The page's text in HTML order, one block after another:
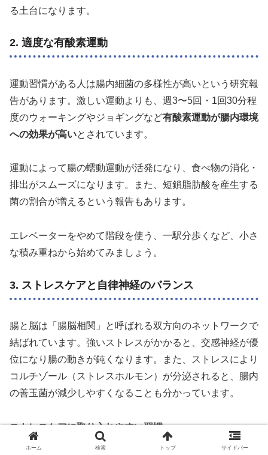
る土台になります。
2. 適度な有酸素運動
運動習慣がある人は腸内細菌の多様性が高いという研究報
告があります。激しい運動よりも、週3〜5回・1回30分程
度のウォーキングやジョギングなど有酸素運動が腸内環境
への効果が高いとされています。
運動によって腸の蠕動運動が活発になり、食べ物の消化・
排出がスムーズになります。また、短鎖脂肪酸を産生する
菌の割合が増えるという報告もあります。
エレベーターをやめて階段を使う、一駅分歩くなど、小さ
な積み重ねから始めてみましょう。
3. ストレスケアと自律神経のバランス
腸と脳は「腸脳相関」と呼ばれる双方向のネットワークで
結ばれています。強いストレスがかかると、交感神経が優
位になり腸の動きが鈍くなります。また、ストレスにより
コルチゾール（ストレスホルモン）が分泌されると、腸内
の善玉菌が減少しやすくなることも分かっています。
ストレスケアに取り入れやすい習慣
ホーム 検索 トップ サイドバー